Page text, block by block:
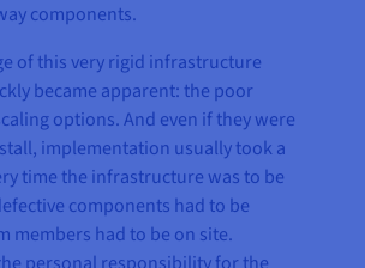
components.
of this very rigid infrastructure
became apparent: the poor
options. And even if they were
implementation usually took a
time the infrastructure was to be
components had to be
members had to be on site.